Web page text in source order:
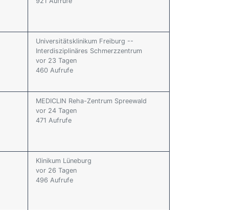
Universitätsklinikum Freiburg --
Interdisziplinäres Schmerzzentrum
vor 23 Tagen
460 Aufrufe
MEDICLIN Reha-Zentrum Spreewald
vor 24 Tagen
471 Aufrufe
Klinikum Lüneburg
vor 26 Tagen
496 Aufrufe